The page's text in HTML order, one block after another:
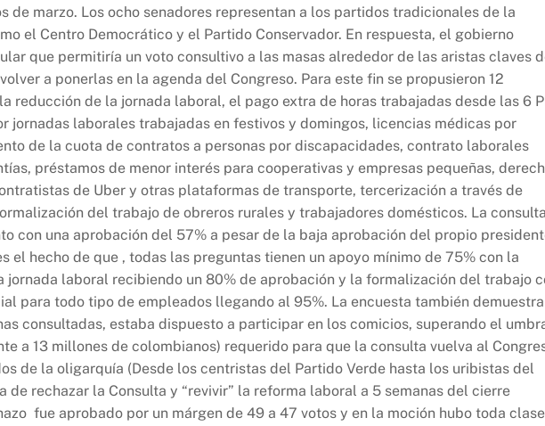
de marzo. Los ocho senadores representan a los partidos tradicionales de la
el Centro Democrático y el Partido Conservador. En respuesta, el gobierno
que permitiría un voto consultivo a las masas alrededor de las aristas claves
a ponerlas en la agenda del Congreso. Para este fin se propusieron 12
reducción de la jornada laboral, el pago extra de horas trabajadas desde las 6
jornadas laborales trabajadas en festivos y domingos, licencias médicas por
de la cuota de contratos a personas por discapacidades, contrato laborales
préstamos de menor interés para cooperativas y empresas pequeñas,
de Uber y otras plataformas de transporte, tercerización a través de
del trabajo de obreros rurales y trabajadores domésticos. La consulta
con una aprobación del 57% a pesar de la baja aprobación del propio
el hecho de que , todas las preguntas tienen un apoyo mínimo de 75% con la
jornada laboral recibiendo un 80% de aprobación y la formalización del trabajo
para todo tipo de empleados llegando al 95%. La encuesta también demuestra
consultadas, estaba dispuesto a participar en los comicios, superando el
a 13 millones de colombianos) requerido para que la consulta vuelva al
de la oligarquía (Desde los centristas del Partido Verde hasta los uribistas del
de rechazar la Consulta y “revivir” la reforma laboral a 5 semanas del cierre
fue aprobado por un márgen de 49 a 47 votos y en la moción hubo toda clase